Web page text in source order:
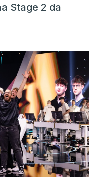
Stage 2 da